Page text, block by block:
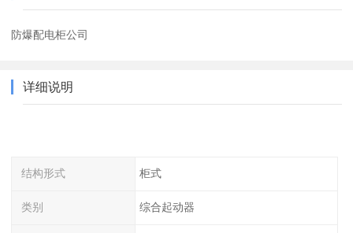
防爆配电柜公司
详细说明
结构形式 柜式
类别 综合起动器